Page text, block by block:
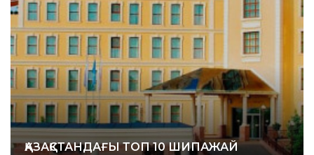
ҚАЗАҚСТАНДАҒЫ ТОП 10 ШИПАЖАЙ